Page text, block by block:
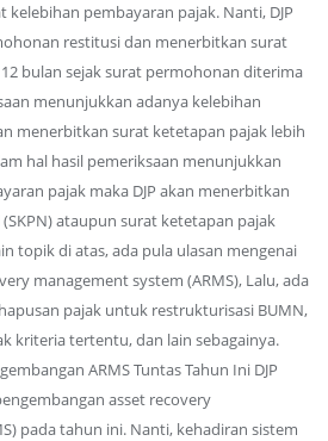
pembayaran pajak. Nanti, DJP
restitusi dan menerbitkan surat
bulan sejak surat permohonan diterima
menunjukkan adanya kelebihan
menerbitkan surat ketetapan pajak lebih
hal hasil pemeriksaan menunjukkan
pajak maka DJP akan menerbitkan
ataupun surat ketetapan pajak
topik di atas, ada pula ulasan mengenai
management system (ARMS), Lalu, ada
pajak untuk restrukturisasi BUMN,
kriteria tertentu, dan lain sebagainya.
ARMS Tuntas Tahun Ini DJP
asset recovery
pada tahun ini. Nanti, kehadiran sistem